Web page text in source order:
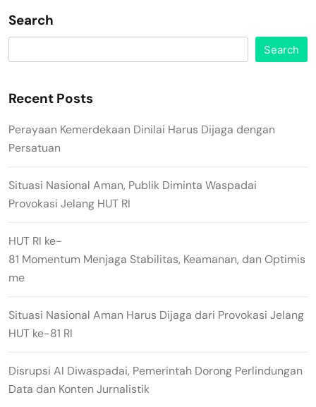
Search
Search
Recent Posts
Perayaan Kemerdekaan Dinilai Harus Dijaga dengan
Persatuan
Situasi Nasional Aman, Publik Diminta Waspadai
Provokasi Jelang HUT RI
HUT RI ke-
81 Momentum Menjaga Stabilitas, Keamanan, dan Optimis
me
Situasi Nasional Aman Harus Dijaga dari Provokasi Jelang
HUT ke-81 RI
Disrupsi AI Diwaspadai, Pemerintah Dorong Perlindungan
Data dan Konten Jurnalistik